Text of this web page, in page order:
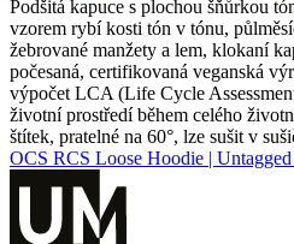
Podšitá kapuce s plochou šňůrkou
vzorem rybí kosti tón v tónu,
žebrované manžety a lem, klokaní
počesaná, certifikovaná veganská
výpočet LCA (Life Cycle
životní prostředí během celého
štítek, pratelné na 60°, lze sušit v
OCS RCS Loose Hoodie |